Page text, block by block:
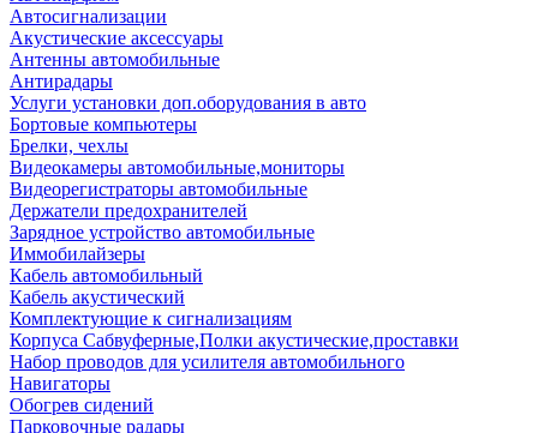
Автосигнализации
Акустические аксессуары
Антенны автомобильные
Антирадары
Услуги установки доп.оборудования в авто
Бортовые компьютеры
Брелки, чехлы
Видеокамеры автомобильные,мониторы
Видеорегистраторы автомобильные
Держатели предохранителей
Зарядное устройство автомобильные
Иммобилайзеры
Кабель автомобильный
Кабель акустический
Комплектующие к сигнализациям
Корпуса Сабвуферные,Полки акустические,проставки
Набор проводов для усилителя автомобильного
Навигаторы
Обогрев сидений
Парковочные радары